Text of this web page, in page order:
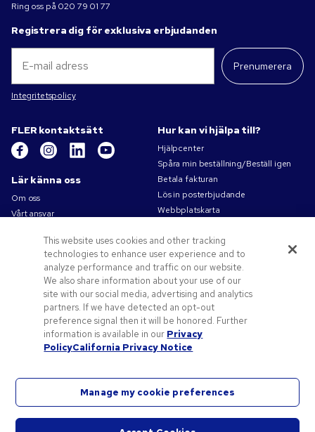
Ring oss på 020 79 01 77
Registrera dig för exklusiva erbjudanden
Prenumerera
Integritetspolicy
FLER kontaktsätt
Lär känna oss
Om oss
Vårt ansvar
Försäljningsvillkor
Karriärer på Pens.com
Erbjudanden och resurser
Profilprodukter
Kampanjkoder och kuponger
Konstverk tips
Hur kan vi hjälpa till?
Hjälpcenter
Spåra min beställning/Beställ igen
Betala fakturan
Lös in posterbjudande
Webbplatskarta
This website uses cookies and other tracking
technologies to enhance user experience and to
analyze performance and traffic on our website.
We also share information about your use of our
site with our social media, advertising and analytics
partners. If we have detected an opt-out
preference signal then it will be honored. Further
information is available in our Privacy
PolicyCalifornia Privacy Notice
Manage my cookie preferences